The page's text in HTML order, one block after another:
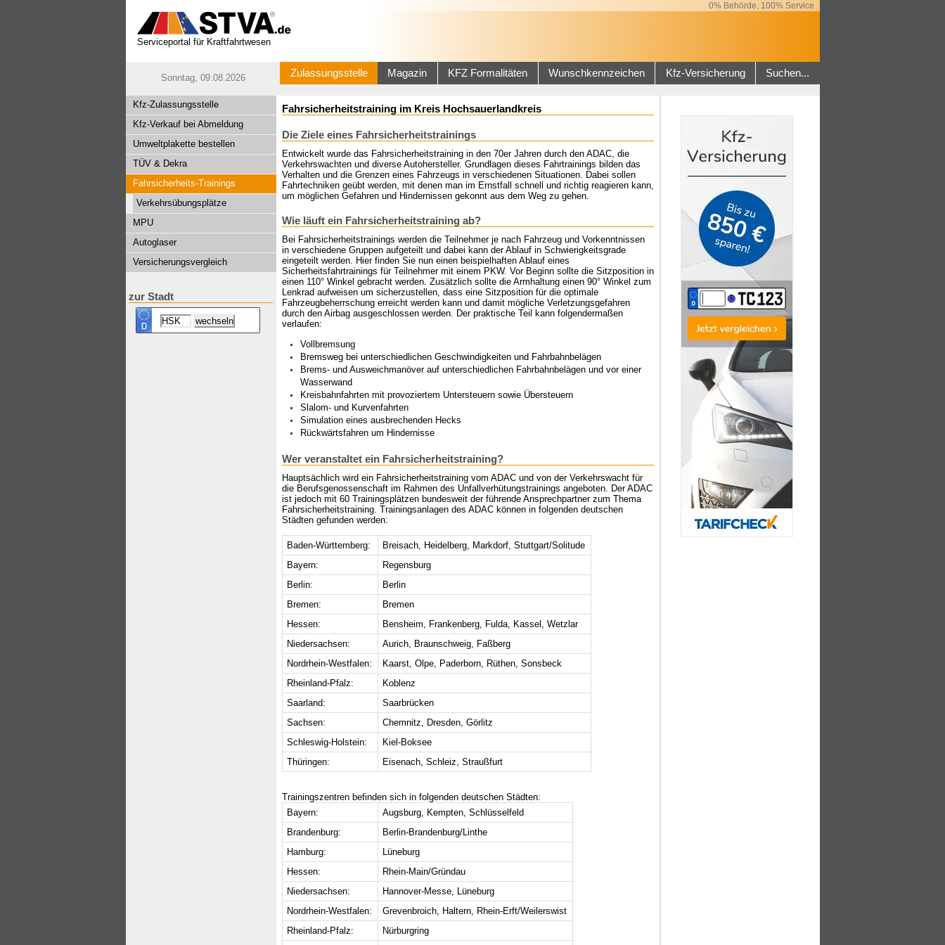
0% Behörde, 100% Service
Serviceportal für Kraftfahrtwesen
Sonntag, 09.08.2026 Zulassungsstelle Magazin KFZ Formalitäten Wunschkennzeichen Kfz-Versicherung Suchen...
Kfz-Zulassungsstelle
Kfz-Verkauf bei Abmeldung
Umweltplakette bestellen
TÜV & Dekra
Fahrsicherheits-Trainings
Verkehrsübungsplätze
MPU
Autoglaser
Versicherungsvergleich
zur Stadt
Fahrsicherheitstraining im Kreis Hochsauerlandkreis
Die Ziele eines Fahrsicherheitstrainings
Entwickelt wurde das Fahrsicherheitstraining in den 70er Jahren durch den ADAC, die
Verkehrswachten und diverse Autohersteller. Grundlagen dieses Fahrtrainings bilden das
Verhalten und die Grenzen eines Fahrzeugs in verschiedenen Situationen. Dabei sollen
Fahrtechniken geübt werden, mit denen man im Ernstfall schnell und richtig reagieren kann,
um möglichen Gefahren und Hindernissen gekonnt aus dem Weg zu gehen.
Wie läuft ein Fahrsicherheitstraining ab?
Bei Fahrsicherheitstrainings werden die Teilnehmer je nach Fahrzeug und Vorkenntnissen
in verschiedene Gruppen aufgeteilt und dabei kann der Ablauf in Schwierigkeitsgrade
eingeteilt werden. Hier finden Sie nun einen beispielhaften Ablauf eines
Sicherheitsfahrtrainings für Teilnehmer mit einem PKW. Vor Beginn sollte die Sitzposition in
einen 110° Winkel gebracht werden. Zusätzlich sollte die Armhaltung einen 90° Winkel zum
Lenkrad aufweisen um sicherzustellen, dass eine Sitzposition für die optimale
Fahrzeugbeherrschung erreicht werden kann und damit mögliche Verletzungsgefahren
durch den Airbag ausgeschlossen werden. Der praktische Teil kann folgendermaßen
verlaufen:
Vollbremsung
Bremsweg bei unterschiedlichen Geschwindigkeiten und Fahrbahnbelägen
Brems- und Ausweichmanöver auf unterschiedlichen Fahrbahnbelägen und vor einer
Wasserwand
Kreisbahnfahrten mit provoziertem Untersteuern sowie Übersteuern
Slalom- und Kurvenfahrten
Simulation eines ausbrechenden Hecks
Rückwärtsfahren um Hindernisse
Wer veranstaltet ein Fahrsicherheitstraining?
Hauptsächlich wird ein Fahrsicherheitstraining vom ADAC und von der Verkehrswacht für
die Berufsgenossenschaft im Rahmen des Unfallverhütungstrainings angeboten. Der ADAC
ist jedoch mit 60 Trainingsplätzen bundesweit der führende Ansprechpartner zum Thema
Fahrsicherheitstraining. Trainingsanlagen des ADAC können in folgenden deutschen
Städten gefunden werden:
Baden-Württemberg:
Breisach, Heidelberg, Markdorf, Stuttgart/Solitude
Bayern:
Regensburg
Berlin:
Berlin
Bremen:
Bremen
Hessen:
Bensheim, Frankenberg, Fulda, Kassel, Wetzlar
Niedersachsen:
Aurich, Braunschweig, Faßberg
Nordrhein-Westfalen:
Kaarst, Olpe, Paderborn, Rüthen, Sonsbeck
Rheinland-Pfalz:
Koblenz
Saarland:
Saarbrücken
Sachsen:
Chemnitz, Dresden, Görlitz
Schleswig-Holstein:
Kiel-Boksee
Thüringen:
Eisenach, Schleiz, Straußfurt
Trainingszentren befinden sich in folgenden deutschen Städten:
Bayern:
Augsburg, Kempten, Schlüsselfeld
Brandenburg:
Berlin-Brandenburg/Linthe
Hamburg:
Lüneburg
Hessen:
Rhein-Main/Gründau
Niedersachsen:
Hannover-Messe, Lüneburg
Nordrhein-Westfalen:
Grevenbroich, Haltern, Rhein-Erft/Weilerswist
Rheinland-Pfalz:
Nürburgring